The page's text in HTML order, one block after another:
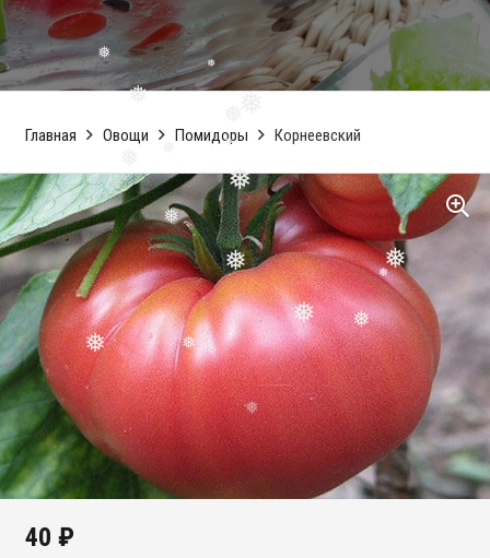
❅
❅
❅
❅
❅ ❅
❅
❅
❅
❅
❅
❅
❅
❅
❅
❅
Главная Овощи Помидоры Корнеевский
40 ₽